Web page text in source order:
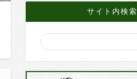
サイト内検索